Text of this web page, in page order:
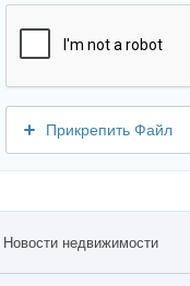
Прикрепить Файл
Новости недвижимости